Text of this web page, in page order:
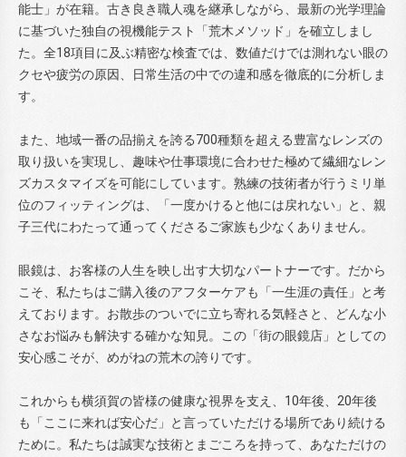
能士」が在籍。古き良き職人魂を継承しながら、最新の光学理論
に基づいた独自の視機能テスト「荒木メソッド」を確立しまし
た。全18項目に及ぶ精密な検査では、数値だけでは測れない眼の
クセや疲労の原因、日常生活の中での違和感を徹底的に分析しま
す。
また、地域一番の品揃えを誇る700種類を超える豊富なレンズの
取り扱いを実現し、趣味や仕事環境に合わせた極めて繊細なレン
ズカスタマイズを可能にしています。熟練の技術者が行うミリ単
位のフィッティングは、「一度かけると他には戻れない」と、親
子三代にわたって通ってくださるご家族も少なくありません。
眼鏡は、お客様の人生を映し出す大切なパートナーです。だから
こそ、私たちはご購入後のアフターケアも「一生涯の責任」と考
えております。お散歩のついでに立ち寄れる気軽さと、どんな小
さなお悩みも解決する確かな知見。この「街の眼鏡店」としての
安心感こそが、めがねの荒木の誇りです。
これからも横須賀の皆様の健康な視界を支え、10年後、20年後
も「ここに来れば安心だ」と言っていただける場所であり続ける
ために。私たちは誠実な技術とまごころを持って、あなただけの